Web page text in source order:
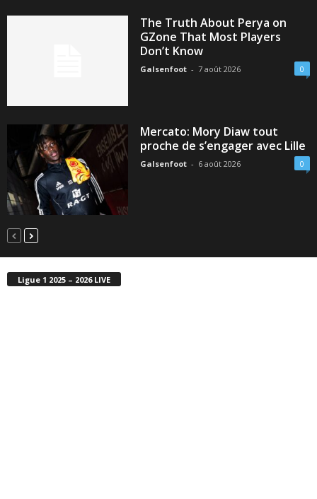
The Truth About Perya on
GZone That Most Players
Don’t Know
Galsenfoot - 7 août 2026 0
Mercato: Mory Diaw tout
proche de s’engager avec Lille
Galsenfoot - 6 août 2026 0
Ligue 1 2025 – 2026 LIVE